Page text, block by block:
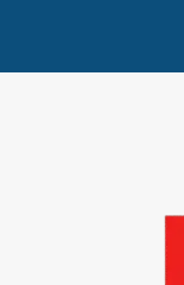
content